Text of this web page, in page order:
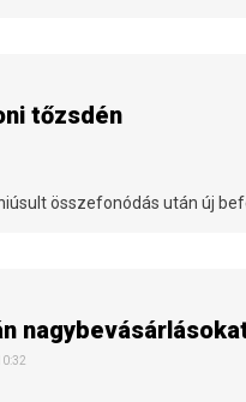
tőzsdén
összefonódás után új